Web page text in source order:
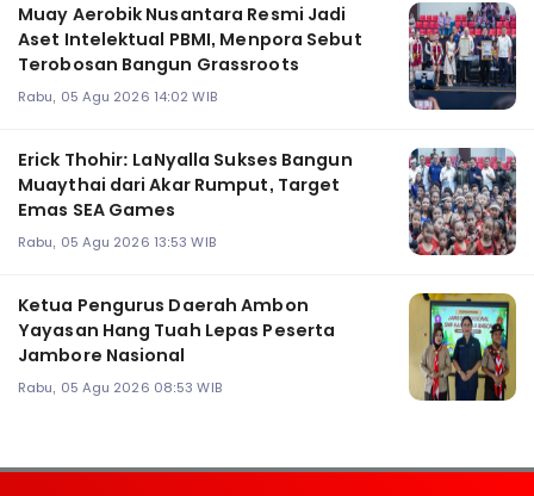
Muay Aerobik Nusantara Resmi Jadi
Aset Intelektual PBMI, Menpora Sebut
Terobosan Bangun Grassroots
Rabu, 05 Agu 2026 14:02 WIB
Erick Thohir: LaNyalla Sukses Bangun
Muaythai dari Akar Rumput, Target
Emas SEA Games
Rabu, 05 Agu 2026 13:53 WIB
Ketua Pengurus Daerah Ambon
Yayasan Hang Tuah Lepas Peserta
Jambore Nasional
Rabu, 05 Agu 2026 08:53 WIB